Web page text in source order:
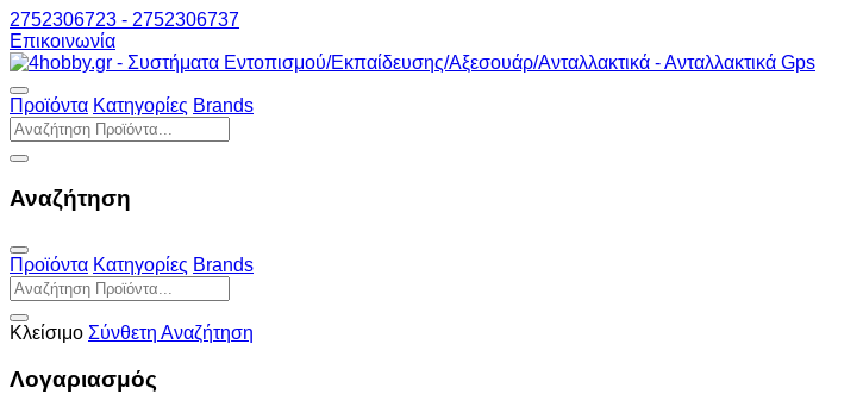
2752306723 - 2752306737
Επικοινωνία
Προϊόντα Κατηγορίες Brands
Αναζήτηση
Προϊόντα Κατηγορίες Brands
Κλείσιμο Σύνθετη Αναζήτηση
Λογαριασμός